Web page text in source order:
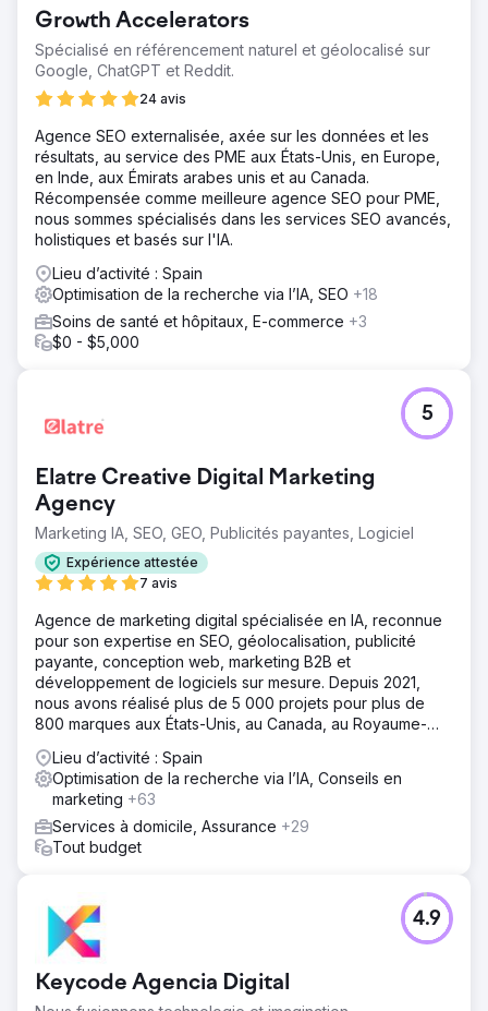
Growth Accelerators
Spécialisé en référencement naturel et géolocalisé sur
Google, ChatGPT et Reddit.
24 avis
Agence SEO externalisée, axée sur les données et les
résultats, au service des PME aux États-Unis, en Europe,
en Inde, aux Émirats arabes unis et au Canada.
Récompensée comme meilleure agence SEO pour PME,
nous sommes spécialisés dans les services SEO avancés,
holistiques et basés sur l'IA.
Lieu d’activité : Spain
Optimisation de la recherche via l’IA, SEO +18
Soins de santé et hôpitaux, E-commerce +3
$0 - $5,000
Elatre Creative Digital Marketing
Agency
Marketing IA, SEO, GEO, Publicités payantes, Logiciel
Expérience attestée
7 avis
5
Agence de marketing digital spécialisée en IA, reconnue
pour son expertise en SEO, géolocalisation, publicité
payante, conception web, marketing B2B et
développement de logiciels sur mesure. Depuis 2021,
nous avons réalisé plus de 5 000 projets pour plus de
800 marques aux États-Unis, au Canada, au Royaume-
Lieu d’activité : Spain
Optimisation de la recherche via l’IA, Conseils en
marketing +63
Services à domicile, Assurance +29
Tout budget
Keycode Agencia Digital
4.9